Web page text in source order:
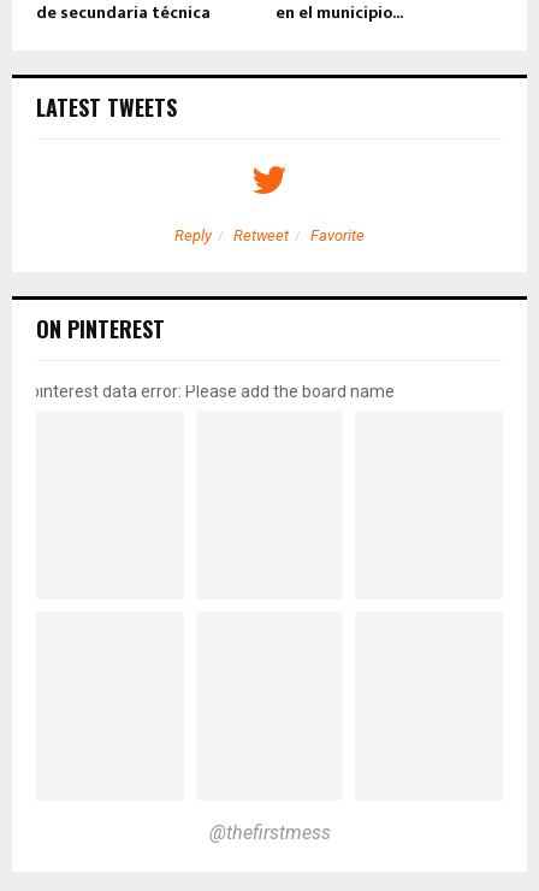
de secundaria técnica en el municipio...
LATEST TWEETS
Reply Retweet Favorite
ON PINTEREST
pinterest data error: Please add the board name
@thefirstmess